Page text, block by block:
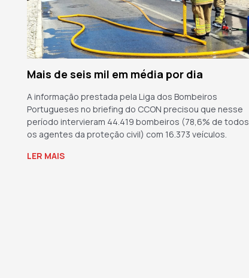
Mais de seis mil em média por dia
A informação prestada pela Liga dos Bombeiros
Portugueses no briefing do CCON precisou que nesse
período intervieram 44.419 bombeiros (78,6% de todos
os agentes da proteção civil) com 16.373 veículos.
LER MAIS